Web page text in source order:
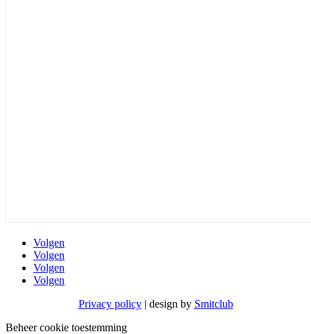
Volgen
Volgen
Volgen
Volgen
Privacy policy| design by Smitclub
Beheer cookie toestemming